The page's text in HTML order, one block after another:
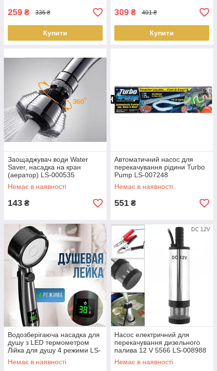
259 ₴ 336 ₴
Купити
309 ₴ 401 ₴
Купити
Заощаджувач води Water
Saver, насадка на кран
(аератор) LS-000535
Немає в наявності
143 ₴
Автоматичний насос для
перекачування рідини Turbo
Pump LS-007248
Немає в наявності
551 ₴
Водозберігаюча насадка для
душу з LED термометром
Лійка для душу 4 режими LS-
012095
Немає в наявності
Насос електричний для
перекачування дизельного
палива 12 V 5566 LS-008988
Немає в наявності